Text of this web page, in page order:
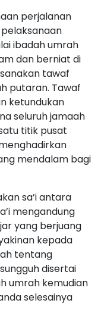
perjalanan
ibadah umrah
dan berniat di
tawaf
putaran. Tawaf
ketundukan
seluruh jamaah
titik pusat
mendalam bagi
sa’i antara
mengandung
yang berjuang
kepada
tentang
disertai
umrah kemudian
selesainya